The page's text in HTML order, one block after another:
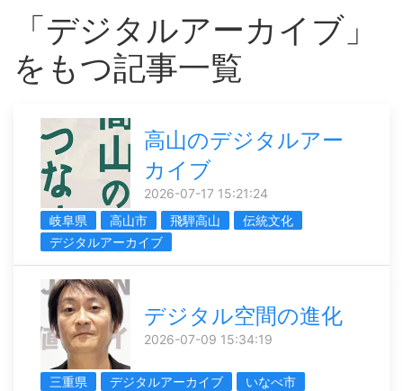
「デジタルアーカイブ」
をもつ記事一覧
高山のデジタルアー
カイブ
2026-07-17 15:21:24
岐阜県
高山市 飛騨高山
伝統文化
デジタルアーカイブ
デジタル空間の進化
2026-07-09 15:34:19
三重県 デジタルアーカイブ
いなべ市